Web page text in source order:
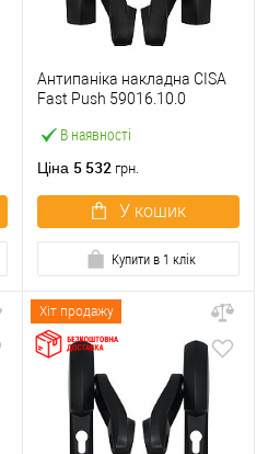
В наявності
Антипаніка накладна CISA
Fast Push 59016.10.0
штанги
Ціна 5 532 грн.
У кошик
Купити в 1 клік
Хіт продажу